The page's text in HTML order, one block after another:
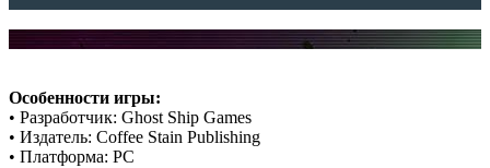
Особенности игры:
• Разработчик: Ghost Ship Games
• Издатель: Coffee Stain Publishing
• Платформа: PC